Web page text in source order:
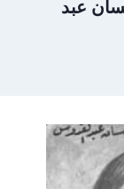
عبد